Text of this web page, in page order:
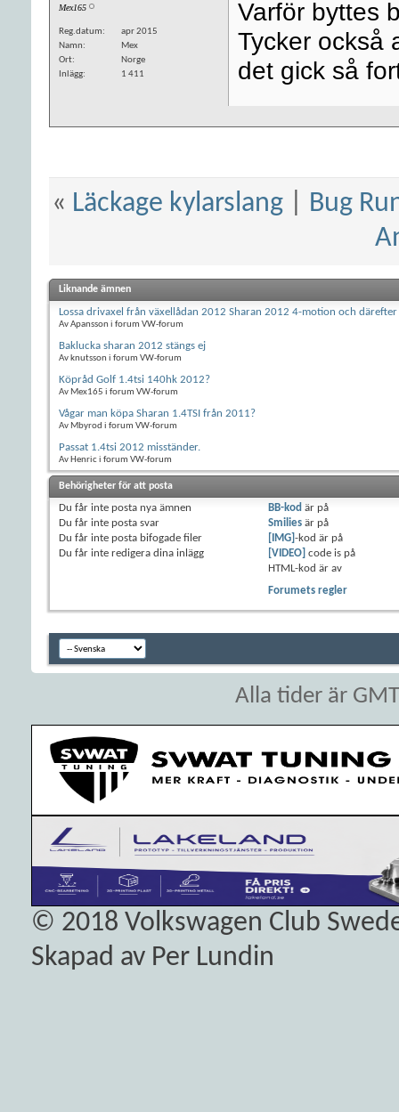
Mex165
Reg.datum
apr 2015
Namn
Mex
Ort
Norge
Inlägg
1 411
Varför byttes
Tycker också
det gick så
« Läckage kylarslang
Bug
Liknande ämnen
Lossa drivaxel från växellådan 2012 Sharan 2012 4-motion och
Av Apansson i forum VW-forum
Baklucka sharan 2012 stängs ej
Av knutsson i forum VW-forum
Köpråd Golf 1.4tsi 140hk 2012?
Av Mex165 i forum VW-forum
Vågar man köpa Sharan 1.4TSI från 2011?
Av Mbyrod i forum VW-forum
Passat 1.4tsi 2012 misständer.
Av Henric i forum VW-forum
Behörigheter för att posta
Du får inte posta nya ämnen
Du får inte posta svar
Du får inte posta bifogade filer
Du får inte redigera dina inlägg
BB-kod är på
Smiliesär på
[IMG] -kod är på
[VIDEO] code is på
HTML-kod är av
Forumets regler
Alla tider är
© 2018 Volkswagen Club
Skapad av Per Lundin